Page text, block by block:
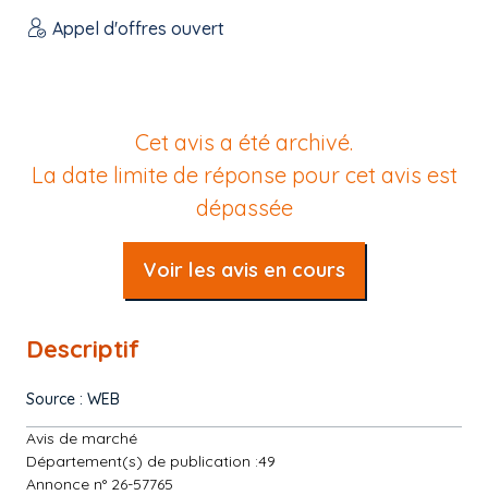
Appel d'offres ouvert
Cet avis a été archivé.
La date limite de réponse pour cet avis est
dépassée
Voir les avis en cours
Descriptif
Source : WEB
Avis de marché
Département(s) de publication :49
Annonce n° 26-57765